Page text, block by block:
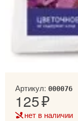
Артикул: 000076
125
нет в наличии